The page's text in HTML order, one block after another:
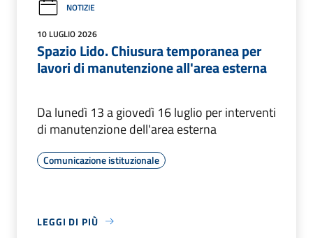
NOTIZIE
10 LUGLIO 2026
Spazio Lido. Chiusura temporanea per
lavori di manutenzione all'area esterna
Da lunedì 13 a giovedì 16 luglio per interventi
di manutenzione dell'area esterna
Comunicazione istituzionale
LEGGI DI PIÙ